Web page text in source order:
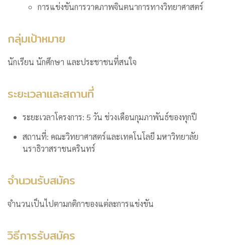
การแข่งขันการวาดภาพจินตนาการทางวิทยาศาสตร์
กลุ่มเป้าหมาย
นักเรียน นักศึกษา และประชาชนที่สนใจ
ระยะเวลาและสถานที่
ระยะเวลาโครงการ: 5 วัน ช่วงเดือนกุมภาพันธ์ของทุกปี
สถานที่: คณะวิทยาศาสตร์และเทคโนโลยี มหาวิทยาลัย
นราธิวาสราชนครินทร์
จำนวนรับสมัคร
จำนวนเป็นไปตามกติกาของแต่ละการแข่งขัน
วิธีการรับสมัคร